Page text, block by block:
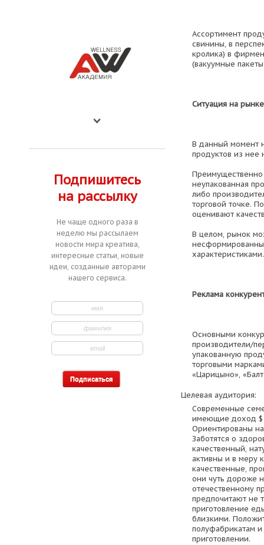
Подпишитесь
на рассылку
Не чаще одного раза в
неделю мы рассылаем
новости мира креатива,
интересные статьи, новые
идеи, созданные авторами
нашего сервиса.
Ассортимент
свинины, в
кролика) в
(вакуумные
Ситуация на
В данный момент
продуктов из нее
Преимущественно
неупакованная
либо
торговой точке.
оценивают
В целом, рынок
характеристиками.
Реклама
Основными
производители/
упакованную
торговыми
«Царицыно»,
Целевая аудитория:
Современные
имеющие доход $
Ориентированы
Заботятся о
качественный,
активны и в меру
качественные,
они чуть дороже
отечественному
предпочитают не
приготовление
близкими.
полуфабрикатам и
приготовлении.